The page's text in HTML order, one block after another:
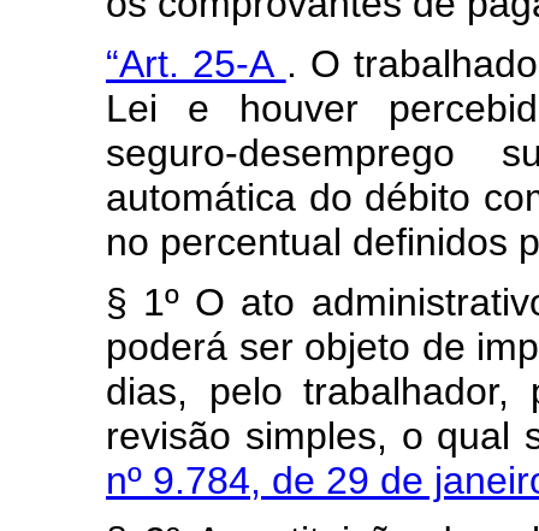
“Art. 25-A . O
Lei e houver
seguro-desemprego
automática do débito
no percentual definidos
§ 1º O ato
poderá ser objeto de
dias, pelo
revisão simples, o qual
nº 9.784, de 29 de